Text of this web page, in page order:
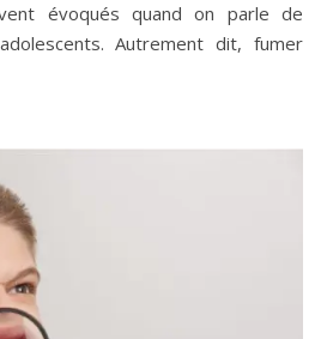
évoqués quand on parle de
Autrement dit, fumer